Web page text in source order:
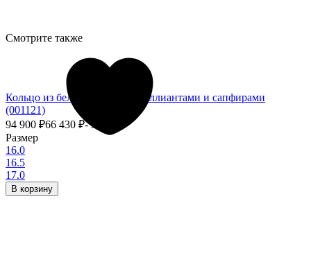
Кольцо из белого золота с бриллиантами и сапфирами
(001121)
94 900 ₽66 430 ₽- 30%
Размер
16.0
16.5
17.0
В корзину
Смотрите также